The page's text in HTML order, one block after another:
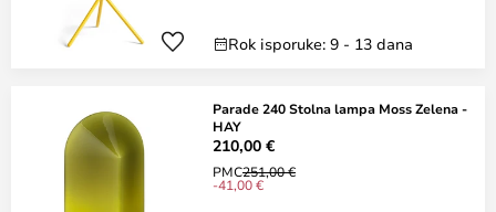
Rok isporuke: 9 - 13 dana
Parade 240 Stolna lampa Moss Zelena -
HAY
210,00 €
PMC251,00 €
-41,00 €